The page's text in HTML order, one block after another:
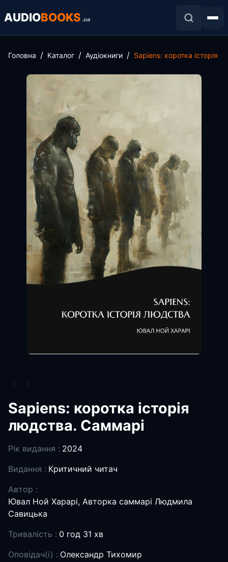
AUDIOBOOKS .ua
Головна Каталог Аудіокниги Sapiens: коротка історія
Sapiens: коротка історія
людства. Саммарі
Рік видання : 2024
Видання : Критичний читач
Автор :
Ювал Ной Харарі, Авторка саммарі Людмила
Савицька
Тривалість : 0 год 31 хв
Оповідач(і) : Олександр Тихомир